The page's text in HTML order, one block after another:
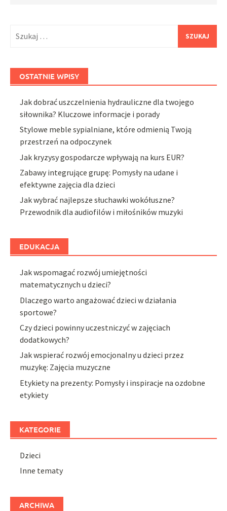
OSTATNIE WPISY
Jak dobrać uszczelnienia hydrauliczne dla twojego
siłownika? Kluczowe informacje i porady
Stylowe meble sypialniane, które odmienią Twoją
przestrzeń na odpoczynek
Jak kryzysy gospodarcze wpływają na kurs EUR?
Zabawy integrujące grupę: Pomysły na udane i
efektywne zajęcia dla dzieci
Jak wybrać najlepsze słuchawki wokółuszne?
Przewodnik dla audiofilów i miłośników muzyki
EDUKACJA
Jak wspomagać rozwój umiejętności
matematycznych u dzieci?
Dlaczego warto angażować dzieci w działania
sportowe?
Czy dzieci powinny uczestniczyć w zajęciach
dodatkowych?
Jak wspierać rozwój emocjonalny u dzieci przez
muzykę: Zajęcia muzyczne
Etykiety na prezenty: Pomysły i inspiracje na ozdobne
etykiety
KATEGORIE
Dzieci
Inne tematy
ARCHIWA